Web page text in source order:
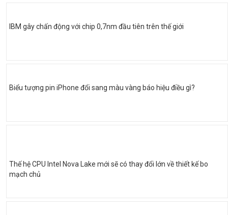
IBM gây chấn động với chip 0,7nm đầu tiên trên thế giới
Biểu tượng pin iPhone đổi sang màu vàng báo hiệu điều gì?
Thế hệ CPU Intel Nova Lake mới sẽ có thay đổi lớn về thiết kế bo
mạch chủ